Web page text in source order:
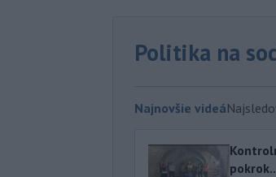
Politika na
Najnovšie videá